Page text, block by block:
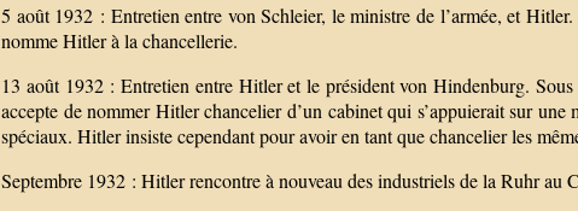
5 août 1932 : Entretien entre von Schleier, le ministre de l’armée, et
nomme Hitler à la chancellerie.
13 août 1932 : Entretien entre Hitler et le président von Hindenburg.
accepte de nommer Hitler chancelier d’un cabinet qui s’appuierait sur
spéciaux. Hitler insiste cependant pour avoir en tant que chancelier les
Septembre 1932 : Hitler rencontre à nouveau des industriels de la Ruhr au